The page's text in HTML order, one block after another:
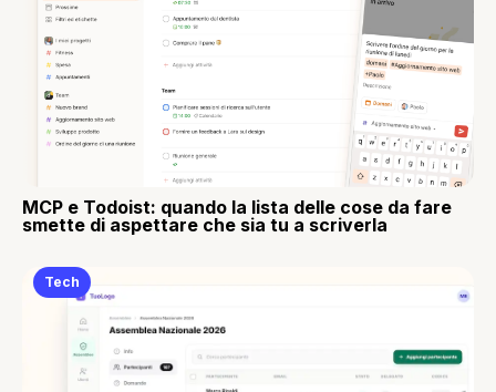
MCP e Todoist: quando la lista delle cose da fare
smette di aspettare che sia tu a scriverla
Tech